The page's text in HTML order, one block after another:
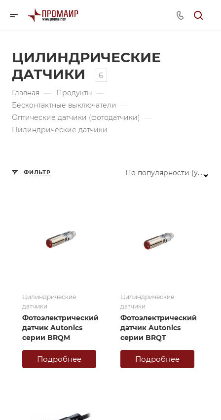
ЦИЛИНДРИЧЕСКИЕ
ДАТЧИКИ
6
Главная — Продукты —
Бесконтактные выключатели —
Оптические датчики (фотодатчики) —
Цилиндрические датчики
ФИЛЬТР По популярности (убывание)
Цилиндрические
датчики
Фотоэлектрический
датчик Autonics
серии BRQM
Подробнее
Цилиндрические
датчики
Фотоэлектрический
датчик Autonics
серии BRQT
Подробнее